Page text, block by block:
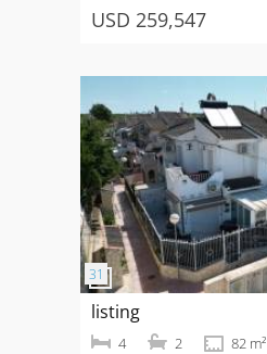
USD 259,547
listing
4 2
82 m²